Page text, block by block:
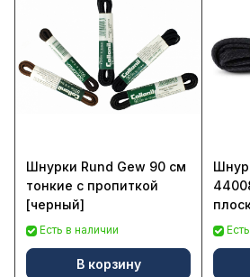
Шнурки Rund Gew 90 см
тонкие с пропиткой
[черный]
Есть в наличии
В корзину